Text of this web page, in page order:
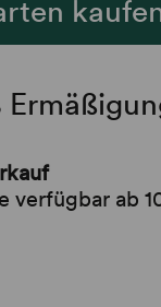
verfügbar ab